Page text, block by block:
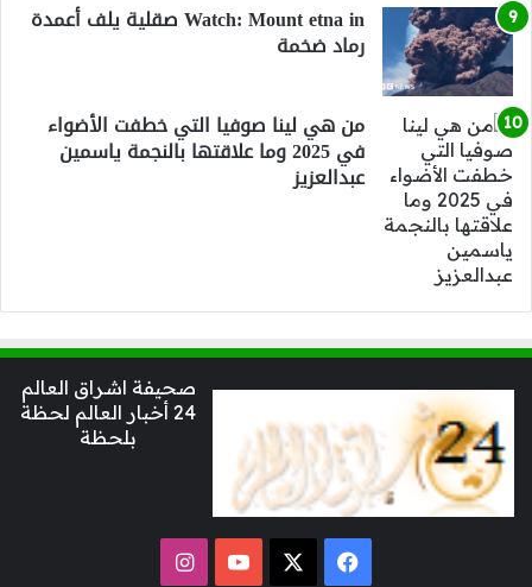
Watch: Mount etna in صقلية يلف أعمدة
رماد ضخمة
من هي لينا صوفيا التي خطفت الأضواء
في 2025 وما علاقتها بالنجمة ياسمين
عبدالعزيز
صحيفة اشراق العالم
24 أخبار العالم لحظة
بلحظة
فيسبوك ‫YouTubeانستقرام